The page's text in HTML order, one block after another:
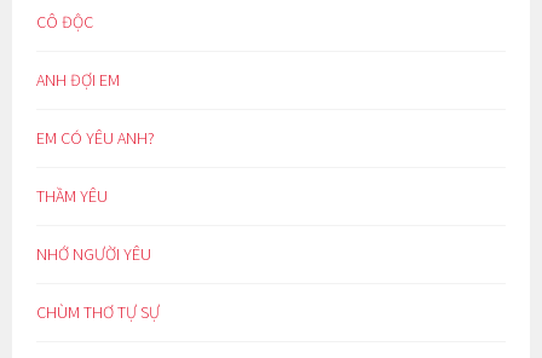
CÔ ĐỘC
ANH ĐỢI EM
EM CÓ YÊU ANH?
THẦM YÊU
NHỚ NGƯỜI YÊU
CHÙM THƠ TỰ SỰ